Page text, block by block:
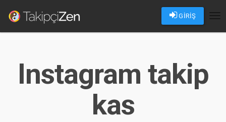
GİRİŞ
Instagram takip
kas